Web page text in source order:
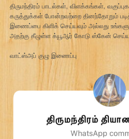
திருமந்திரம் பாடல்கள், விளக்கங்கள்,
கருத்துக்கள் போன்றவற்றை தினந்தோறும்
இணைப்பை கிளிக் செய்யவும் அல்லது
அதற்கு கீழுள்ள க்யூஆர் கோடு ஸ்கேன்
வாட்ஸ்அப் குழு இணைப்பு